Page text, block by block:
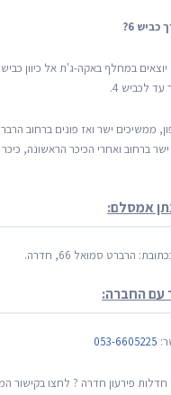
6?
לכביש 4.
ממשיכים ישר ואז פונים ברחוב
ישר ברחוב ואחרי הכיכר הראשונה,
אמסלם:
הרברט סמואל 66, חדרה.
עם החברה:
053-6605225
פירעון חדרה ? לחצו בקישור